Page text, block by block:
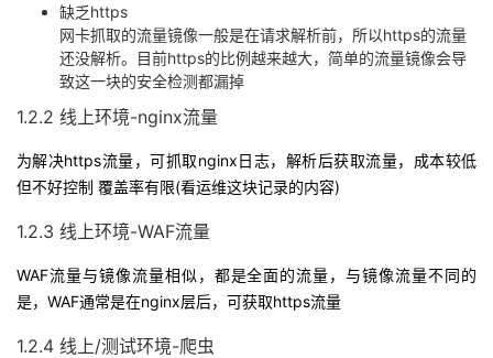
藏
缺乏https
网卡抓取的流量镜像一般是在请求解析前，所以https的流量
还没解析。目前https的比例越来越大，简单的流量镜像会导
致这一块的安全检测都漏掉
1.2.2 线上环境-nginx流量
为解决https流量，可抓取nginx日志，解析后获取流量，成本较低
但不好控制 覆盖率有限(看运维这块记录的内容)
1.2.3 线上环境-WAF流量
WAF流量与镜像流量相似，都是全面的流量，与镜像流量不同的
是，WAF通常是在nginx层后，可获取https流量
1.2.4 线上/测试环境-爬虫